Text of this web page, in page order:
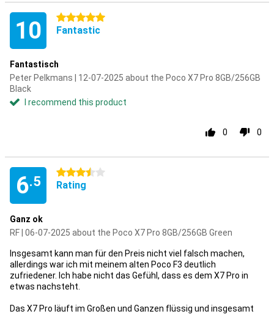
10 5 stars
Fantastic
Fantastisch
Peter Pelkmans | 12-07-2025 about the Poco X7 Pro 8GB/256GB
Black
I recommend this product
0 0
6.5
3.5 stars
Rating
Ganz ok
RF | 06-07-2025 about the Poco X7 Pro 8GB/256GB Green
Insgesamt kann man für den Preis nicht viel falsch machen,
allerdings war ich mit meinem alten Poco F3 deutlich
zufriedener. Ich habe nicht das Gefühl, dass es dem X7 Pro in
etwas nachsteht.
Das X7 Pro läuft im Großen und Ganzen flüssig und insgesamt